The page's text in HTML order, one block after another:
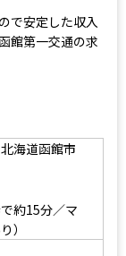
で安定した収入
館第一交通の求
海道函館市
約15分／マ
）